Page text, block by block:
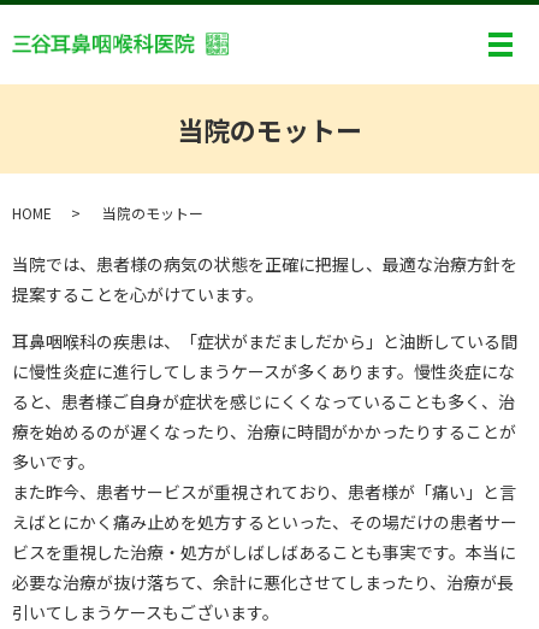
メ
当院のモットー
HOME 当院のモットー
当院では、患者様の病気の状態を正確に把握し、最適な治療方針を
提案することを心がけています。
耳鼻咽喉科の疾患は、「症状がまだましだから」と油断している間
に慢性炎症に進行してしまうケースが多くあります。慢性炎症にな
ると、患者様ご自身が症状を感じにくくなっていることも多く、治
療を始めるのが遅くなったり、治療に時間がかかったりすることが
多いです。
また昨今、患者サービスが重視されており、患者様が「痛い」と言
えばとにかく痛み止めを処方するといった、その場だけの患者サー
ビスを重視した治療・処方がしばしばあることも事実です。本当に
必要な治療が抜け落ちて、余計に悪化させてしまったり、治療が長
引いてしまうケースもございます。